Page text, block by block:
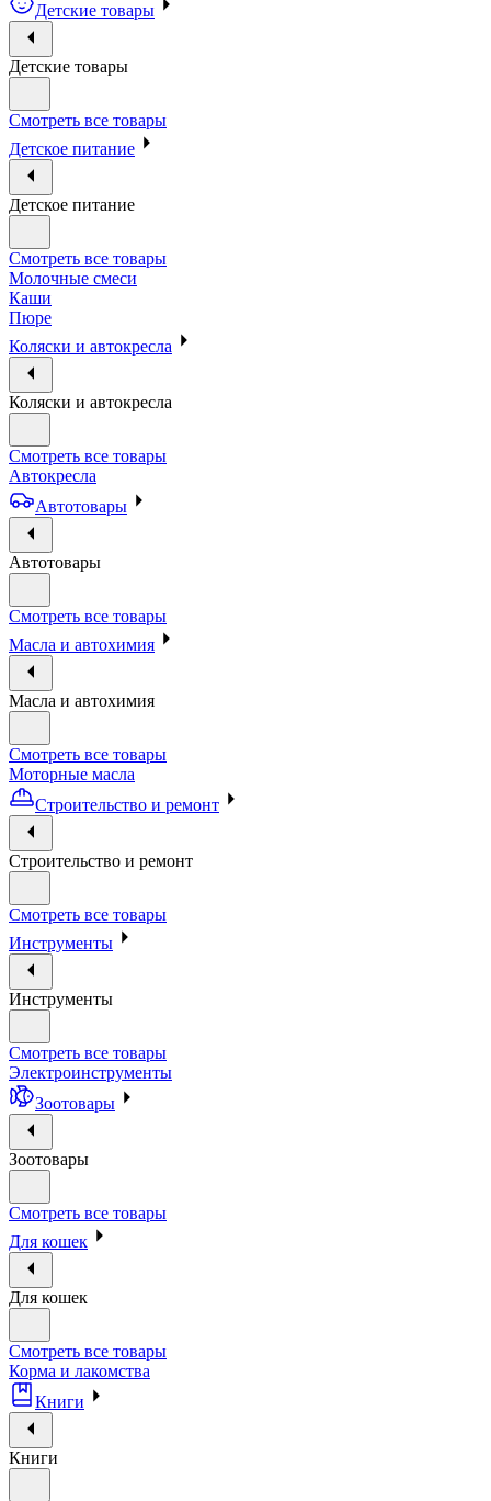
Детские товары
Детские товары
Смотреть все товары
Детское питание
Детское питание
Смотреть все товары
Молочные смеси
Каши
Пюре
Коляски и автокресла
Коляски и автокресла
Смотреть все товары
Автокресла
Автотовары
Автотовары
Смотреть все товары
Масла и автохимия
Масла и автохимия
Смотреть все товары
Моторные масла
Строительство и ремонт
Строительство и ремонт
Смотреть все товары
Инструменты
Инструменты
Смотреть все товары
Электроинструменты
Зоотовары
Зоотовары
Смотреть все товары
Для кошек
Для кошек
Смотреть все товары
Корма и лакомства
Книги
Книги